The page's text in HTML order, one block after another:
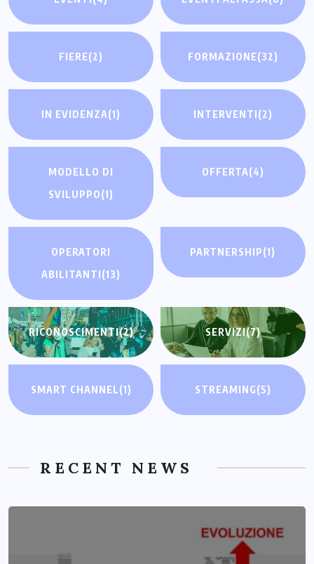
FIERE(2) FORMAZIONE(32)
IN EVIDENZA(1) INTERVENTI(2)
MODELLO DI
SVILUPPO(1)
OFFERTA(4)
OPERATORI
ABILITANTI(13)
PARTNERSHIP(1)
RICONOSCIMENTI(2) SERVIZI(7)
SMART CHANNEL(1) STREAMING(5)
RECENT NEWS